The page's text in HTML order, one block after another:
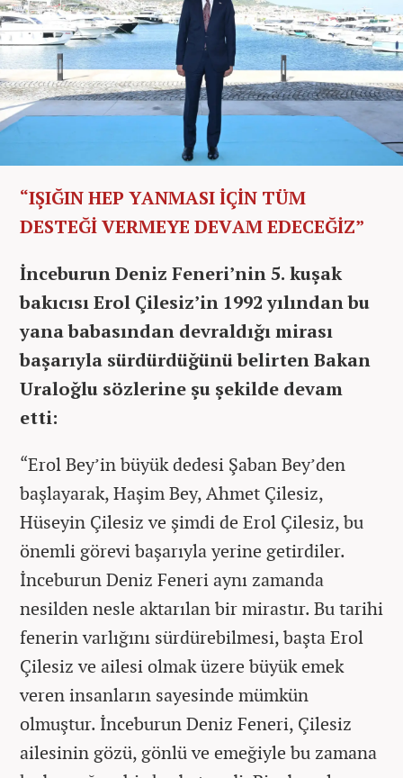
“IŞIĞIN HEP YANMASI İÇİN TÜM
DESTEĞİ VERMEYE DEVAM EDECEĞİZ”
İnceburun Deniz Feneri’nin 5. kuşak
bakıcısı Erol Çilesiz’in 1992 yılından bu
yana babasından devraldığı mirası
başarıyla sürdürdüğünü belirten Bakan
Uraloğlu sözlerine şu şekilde devam
etti:
“Erol Bey’in büyük dedesi Şaban Bey’den
başlayarak, Haşim Bey, Ahmet Çilesiz,
Hüseyin Çilesiz ve şimdi de Erol Çilesiz, bu
önemli görevi başarıyla yerine getirdiler.
İnceburun Deniz Feneri aynı zamanda
nesilden nesle aktarılan bir mirastır. Bu tarihi
fenerin varlığını sürdürebilmesi, başta Erol
Çilesiz ve ailesi olmak üzere büyük emek
veren insanların sayesinde mümkün
olmuştur. İnceburun Deniz Feneri, Çilesiz
ailesinin gözü, gönlü ve emeğiyle bu zamana